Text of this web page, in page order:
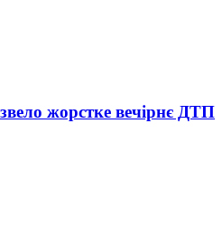
жорстке вечірнє ДТП